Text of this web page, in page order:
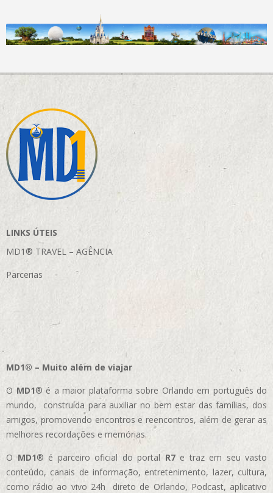
LINKS ÚTEIS
MD1® TRAVEL – AGÊNCIA
Parcerias
MD1® – Muito além de viajar
O MD1® é a maior plataforma sobre Orlando em português do
mundo, construída para auxiliar no bem estar das famílias, dos
amigos, promovendo encontros e reencontros, além de gerar as
melhores recordações e memórias.
OMD1® é parceiro oficial do portal R7e traz em seu vasto
conteúdo, canais de informação, entretenimento, lazer, cultura,
como rádio ao vivo 24h direto de Orlando, Podcast, aplicativo